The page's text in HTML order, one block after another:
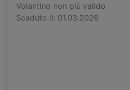
Volantino non più valido
Scaduto il: 01.03.2026